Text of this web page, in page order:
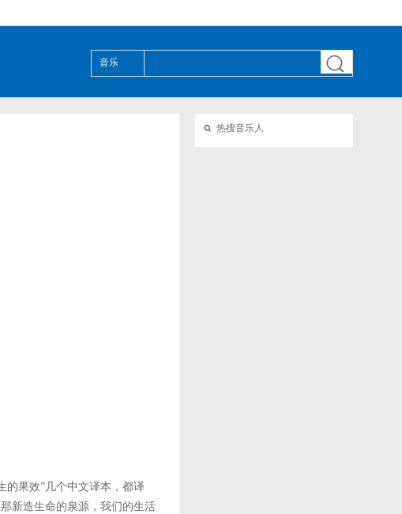
音乐 
的果效”几个中文译本，都译
新造生命的泉源，我们的生活
 热搜音乐人